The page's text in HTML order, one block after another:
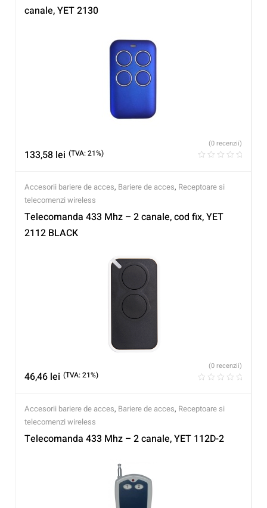
canale, YET 2130
133,58 lei (TVA: 21%)
(0 recenzii)
Accesorii bariere de acces, Bariere de acces, Receptoare si
telecomenzi wireless
Telecomanda 433 Mhz – 2 canale, cod fix, YET
2112 BLACK
46,46 lei (TVA: 21%)
(0 recenzii)
Accesorii bariere de acces, Bariere de acces, Receptoare si
telecomenzi wireless
Telecomanda 433 Mhz – 2 canale, YET 112D-2